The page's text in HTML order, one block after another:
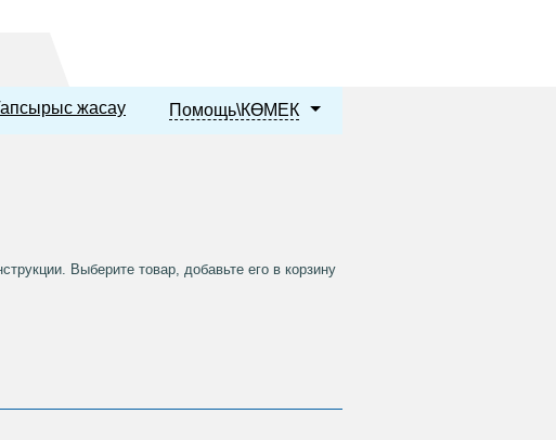
Помощь\КӨМЕК
жасау
Выберите товар, добавьте его в корзину